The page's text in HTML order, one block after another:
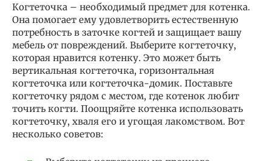
Когтеточка – необходимый предмет для котенка.
Она помогает ему удовлетворить естественную
потребность в заточке когтей и защищает вашу
мебель от повреждений. Выберите когтеточку,
которая нравится котенку. Это может быть
вертикальная когтеточка, горизонтальная
когтеточка или когтеточка-домик. Поставьте
когтеточку рядом с местом, где котенок любит
точить когти. Поощряйте котенка использовать
когтеточку, хваля его и угощая лакомством. Вот
несколько советов: